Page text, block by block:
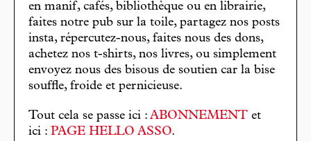
en manif, cafés, bibliothèque ou en librairie,
faites notre pub sur la toile, partagez nos posts
insta, répercutez-nous, faites nous des dons,
achetez nos t-shirts, nos livres, ou simplement
envoyez nous des bisous de soutien car la bise
souffle, froide et pernicieuse.
Tout cela se passe ici : ABONNEMENT et
ici : PAGE HELLO ASSO.